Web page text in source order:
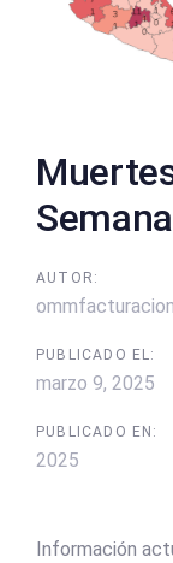
AUTOR:
ommfacturacion
PUBLICADO EL:
marzo 9, 2025
PUBLICADO EN:
2025
Información